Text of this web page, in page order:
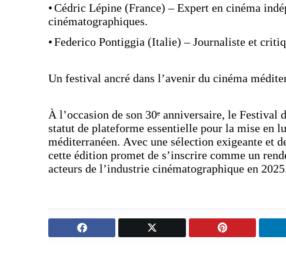
i
o
•Cédric Lépine (France) – Expert en cinéma
cinématographiques.
•Federico Pontiggia (Italie) – Journaliste et
Un festival ancré dans l’avenir du cinéma
À l’occasion de son 30ᵉ anniversaire, le
statut de plateforme essentielle pour la mise en
méditerranéen. Avec une sélection exigeante et
cette édition promet de s’inscrire comme un
acteurs de l’industrie cinématographique en